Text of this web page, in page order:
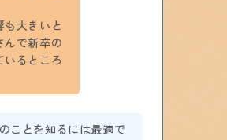
も大きいと
んで新卒の
いるところ
ことを知るには最適で